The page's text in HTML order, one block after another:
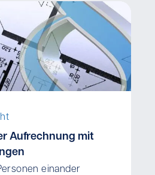
Aufrechnung mit
einander